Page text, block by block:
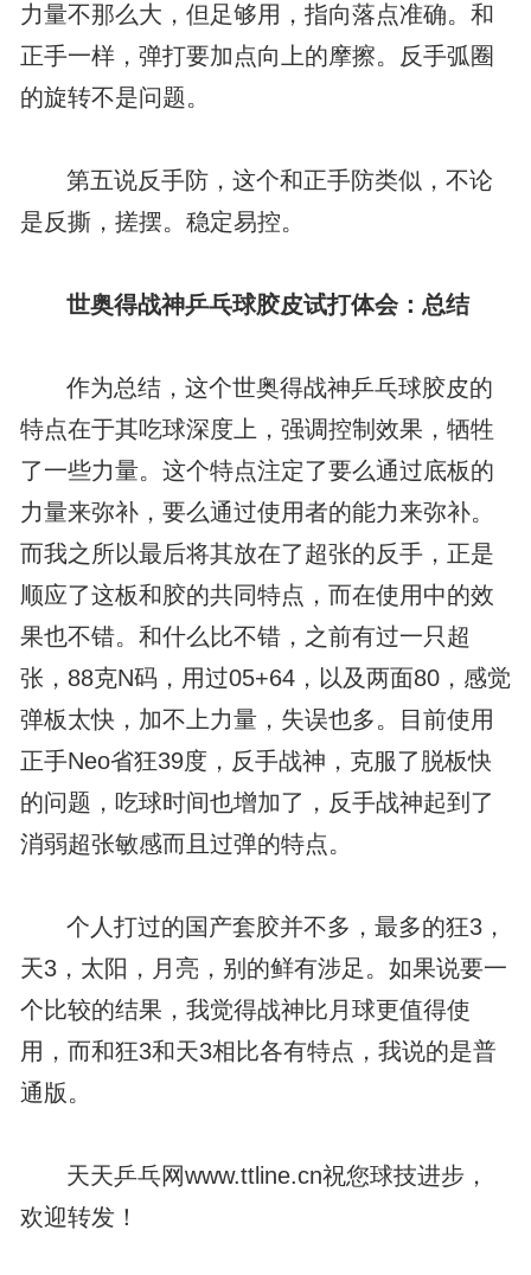
力量不那么大，但足够用，指向落点准确。和
正手一样，弹打要加点向上的摩擦。反手弧圈
的旋转不是问题。
第五说反手防，这个和正手防类似，不论
是反撕，搓摆。稳定易控。
世奥得战神乒乓球胶皮试打体会：总结
作为总结，这个世奥得战神乒乓球胶皮的
特点在于其吃球深度上，强调控制效果，牺牲
了一些力量。这个特点注定了要么通过底板的
力量来弥补，要么通过使用者的能力来弥补。
而我之所以最后将其放在了超张的反手，正是
顺应了这板和胶的共同特点，而在使用中的效
果也不错。和什么比不错，之前有过一只超
张，88克N码，用过05+64，以及两面80，感觉
弹板太快，加不上力量，失误也多。目前使用
正手Neo省狂39度，反手战神，克服了脱板快
的问题，吃球时间也增加了，反手战神起到了
消弱超张敏感而且过弹的特点。
个人打过的国产套胶并不多，最多的狂3，
天3，太阳，月亮，别的鲜有涉足。如果说要一
个比较的结果，我觉得战神比月球更值得使
用，而和狂3和天3相比各有特点，我说的是普
通版。
天天乒乓网www.ttline.cn祝您球技进步，
欢迎转发！